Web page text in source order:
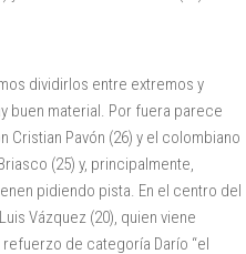
dividirlos entre extremos y
buen material. Por fuera parece
Pavón (26) y el colombiano
(25) y, principalmente,
pidiendo pista. En el centro del
Vázquez (20), quien viene
de categoría Darío “el